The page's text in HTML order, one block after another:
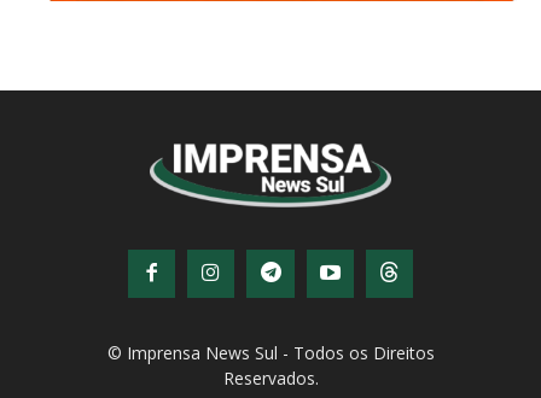
© Imprensa News Sul - Todos os Direitos
Reservados.